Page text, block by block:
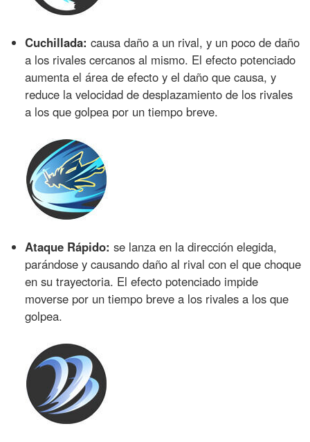
Cuchillada: causa daño a un rival, y un poco de daño
a los rivales cercanos al mismo. El efecto potenciado
aumenta el área de efecto y el daño que causa, y
reduce la velocidad de desplazamiento de los rivales
a los que golpea por un tiempo breve.
Ataque Rápido: se lanza en la dirección elegida,
parándose y causando daño al rival con el que choque
en su trayectoria. El efecto potenciado impide
moverse por un tiempo breve a los rivales a los que
golpea.